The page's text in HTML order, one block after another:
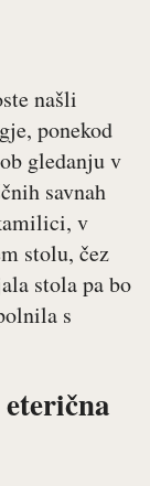
našli
ponekod
gledanju v
savnah
v
stolu, čez
stola pa bo
s